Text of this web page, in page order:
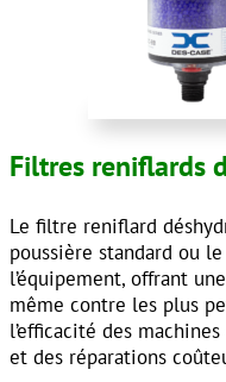
Filtres reniflards
Le filtre reniflard
poussière standard ou
l’équipement, offrant
même contre les plus
l’efficacité des
et des réparations